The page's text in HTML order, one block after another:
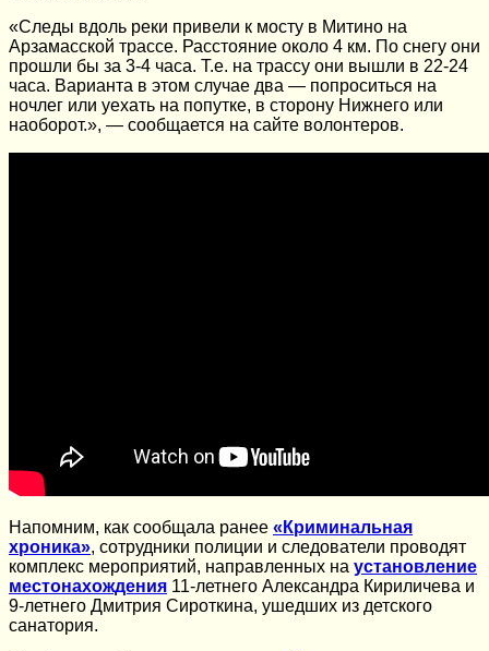
«Следы вдоль реки привели к мосту в Митино на
Арзамасской трассе. Расстояние около 4 км. По снегу они
прошли бы за 3-4 часа. Т.е. на трассу они вышли в 22-24
часа. Варианта в этом случае два — попроситься на
ночлег или уехать на попутке, в сторону Нижнего или
наоборот.», — сообщается на сайте волонтеров.
Напомним, как сообщала ранее «Криминальная
хроника», сотрудники полиции и следователи проводят
комплекс мероприятий, направленных на установление
местонахождения 11-летнего Александра Кириличева и
9-летнего Дмитрия Сироткина, ушедших из детского
санатория.